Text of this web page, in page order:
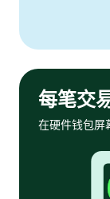
每笔交
在硬件钱包屏